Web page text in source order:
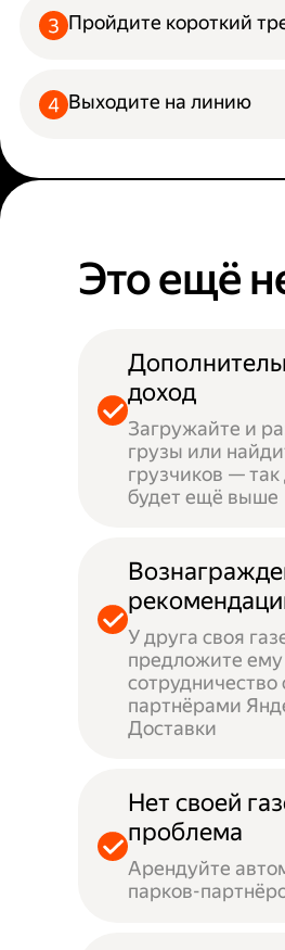
Пройдите короткий
Выходите на линию
Это ещё
доход
Загружайте и
грузы или
грузчиков — так
будет ещё выше
У друга своя
предложите ему
сотрудничество
партнёрами
Доставки
Нет своей
проблема
Арендуйте
парков-